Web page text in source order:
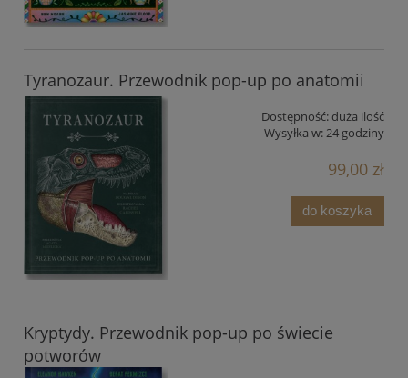
Tyranozaur. Przewodnik pop-up po anatomii
Dostępność: duża ilość
Wysyłka w:24 godziny
99,00 zł
do koszyka
Kryptydy. Przewodnik pop-up po świecie
potworów